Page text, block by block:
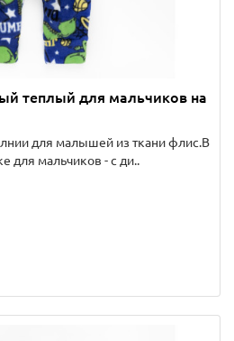
теплый для мальчиков на
для малышей из ткани флис.В
для мальчиков - с ди..